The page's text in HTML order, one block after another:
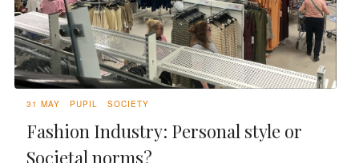
31 MAY PUPIL SOCIETY
Fashion Industry: Personal style or
Societal norms?